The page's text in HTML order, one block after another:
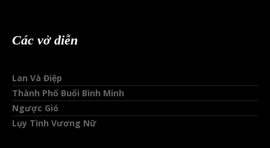
Các vở diễn
Lan Và Điệp
Thành Phố Buổi Bình Minh
Ngược Gió
Lụy Tình Vương Nữ